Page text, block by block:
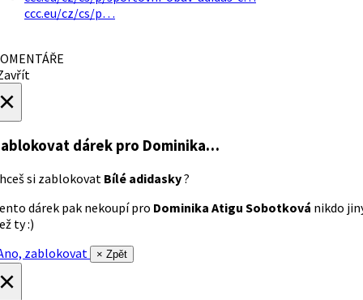
ccc.eu/cz/cs/p…
dárek pro Dominika…
si zablokovat Bílé adidasky?
dárek pak nekoupí pro Dominika Atigu Sobotková nikdo
ty :)
zablokovat
× Zpět